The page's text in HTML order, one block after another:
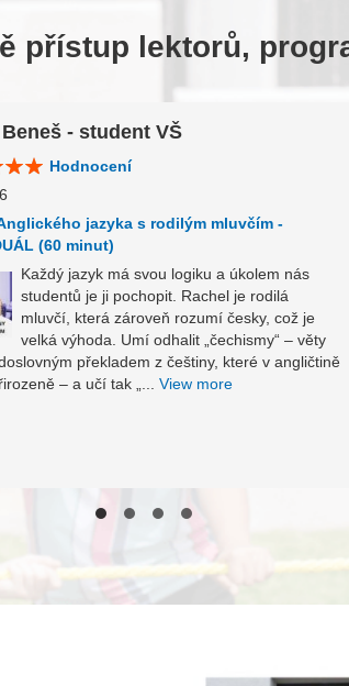
přístup lektorů,
- student VŠ
Hodnocení
jazyka s rodilým mluvčím -
(60 minut)
Každý jazyk má svou logiku a úkolem nás
studentů je ji pochopit. Rachel je rodilá
mluvčí, která zároveň rozumí česky, což je
velká výhoda. Umí odhalit „čechismy“ – věty
překladem z češtiny, které v angličtině
– a učí tak „... View more